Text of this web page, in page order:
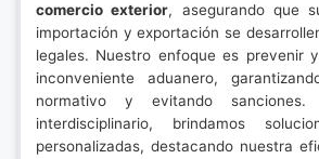
comercio exterior, asegurando que
importación y exportación se
legales. Nuestro enfoque es prevenir
inconveniente aduanero,
normativo y evitando
interdisciplinario, brindamos
personalizadas, destacando nuestra